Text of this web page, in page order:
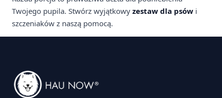
Twojego pupila. Stwórz wyjątkowy zestaw dla psów i
szczeniaków z naszą pomocą.